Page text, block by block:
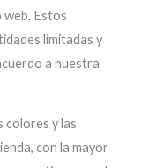
web. Estos
limitadas y
a nuestra
colores y las
con la mayor